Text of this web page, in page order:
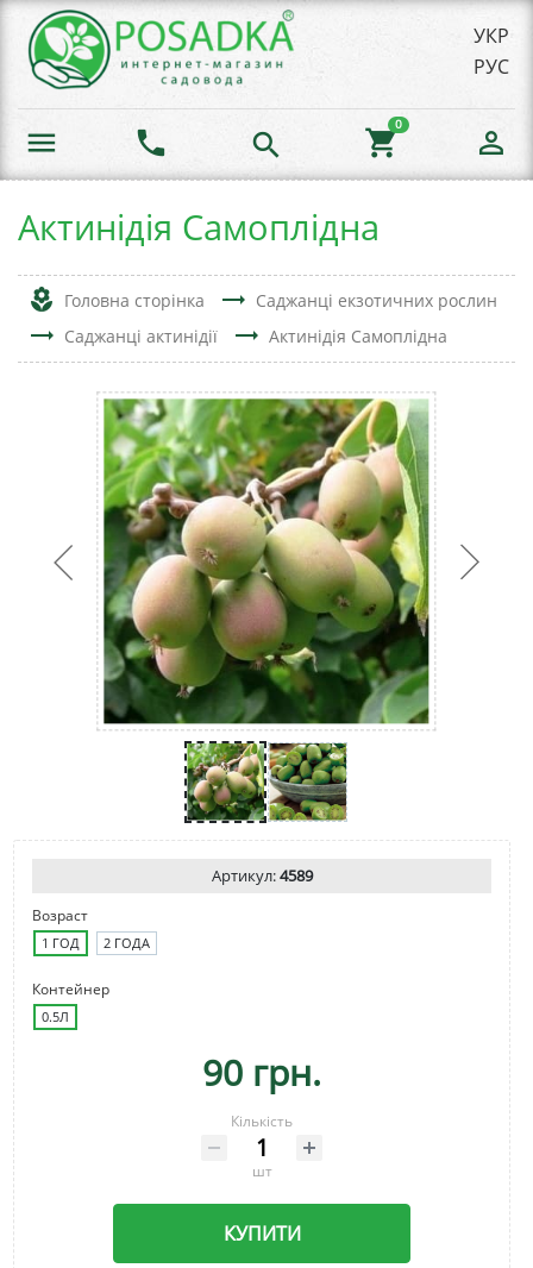
УКР
РУС
menu phone search shopping_cart
0
person_outline
Актинідія Самоплідна
local_florist Головна сторінка trending_flat Саджанці екзотичних рослин
trending_flat Саджанці актинідії trending_flat Актинідія Самоплідна
Артикул:4589
Возраст
1 ГОД 2 ГОДА
Контейнер
0.5Л
90 грн.
Кількість
шт
КУПИТИ